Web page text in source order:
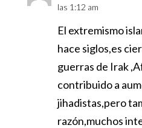
las 1:12 am
El extremismo
hace siglos,es
guerras de Irak
contribuido a
jihadistas,pero
razón,muchos